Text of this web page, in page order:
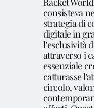
consisteva
strategia di
digitale in
l’esclusività
attraverso i
essenziale
catturasse
circolo,